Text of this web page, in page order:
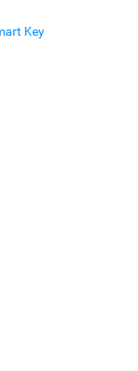
Key